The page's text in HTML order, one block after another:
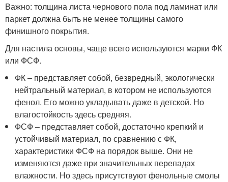
Важно: толщина листа чернового пола под ламинат или
паркет должна быть не менее толщины самого
финишного покрытия.
Для настила основы, чаще всего используются марки ФК
или ФСФ.
ФК – представляет собой, безвредный, экологически
нейтральный материал, в котором не используются
фенол. Его можно укладывать даже в детской. Но
влагостойкость здесь средняя.
ФСФ – представляет собой, достаточно крепкий и
устойчивый материал, по сравнению с ФК,
характеристики ФСФ на порядок выше. Они не
изменяются даже при значительных перепадах
влажности. Но здесь присутствуют фенольные смолы